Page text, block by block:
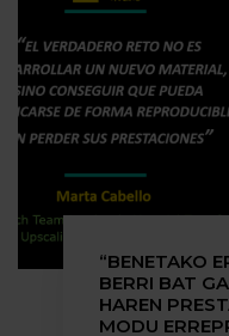
“BENETAKO
BERRI BAT
HAREN
MODU